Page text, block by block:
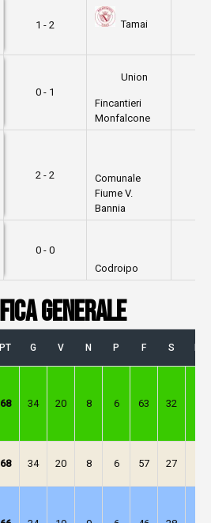
1 - 2
Tamai
0 - 1
Union
Fincantieri
Monfalcone
2 - 2
Comunale
Fiume V.
Bannia
0 - 0
Codroipo
GENERALE
PT G V N P F S
68 34 20 8 6 63 32
68 34 20 8 6 57 27